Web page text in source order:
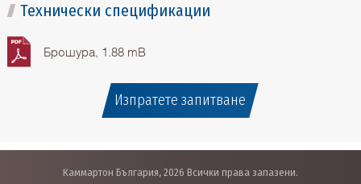
Технически спецификации
Брошура, 1.88 mB
Изпратете запитване
Каммартон България, 2026 Всички права запазени.